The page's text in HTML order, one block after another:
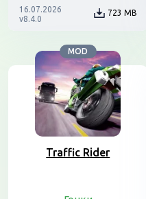
16.07.2026
v8.4.0
723 MB
MOD
Traffic Rider